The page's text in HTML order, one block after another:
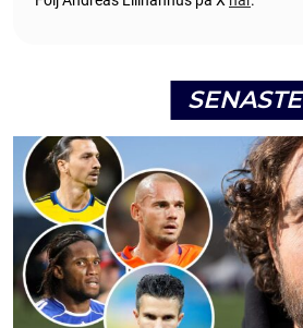
SENASTE